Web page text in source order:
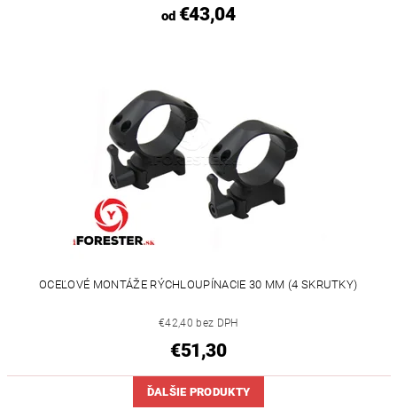
od€43,04
OCEĽOVÉ MONTÁŽE RÝCHLOUPÍNACIE 30 MM (4 SKRUTKY)
€42,40 bez DPH
€51,30
ĎALŠIE PRODUKTY